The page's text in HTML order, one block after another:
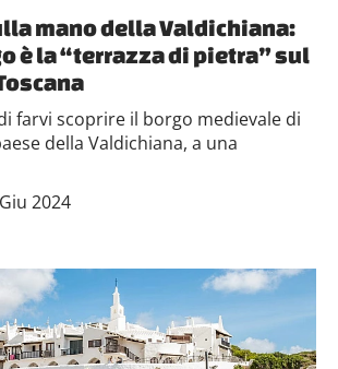
mano della Valdichiana:
è la “terrazza di pietra” sul
farvi scoprire il borgo medievale di
della Valdichiana, a una
2024